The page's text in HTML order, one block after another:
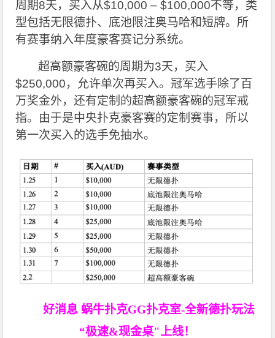
周期8天，买入从$10,000 – $100,000不等，类
型包括无限德扑、底池限注奥马哈和短牌。所
有赛事纳入年度豪客赛记分系统。
超高额豪客碗的周期为3天，买入
$250,000，允许单次再买入。冠军选手除了百
万奖金外，还有定制的超高额豪客碗的冠军戒
指。由于是中央扑克豪客赛的定制赛事，所以
第一次买入的选手免抽水。
好消息 蜗牛扑克GG扑克室-全新德扑玩法
“极速&现金桌"上线！